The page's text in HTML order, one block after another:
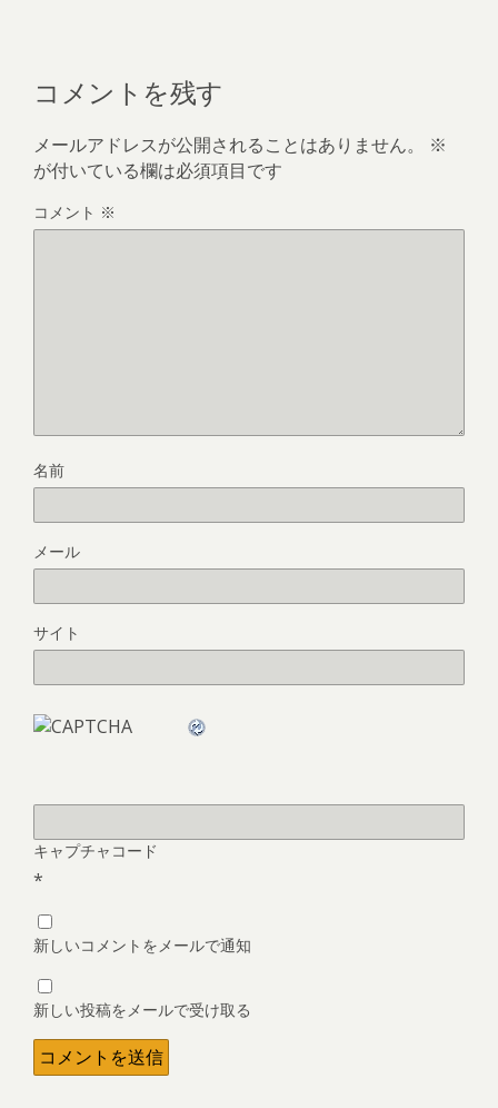
コメントを残す
メールアドレスが公開されることはありません。
※
が付いている欄は必須項目です
コメント ※
名前
メール
サイト
キャプチャコード
*
新しいコメントをメールで通知
新しい投稿をメールで受け取る